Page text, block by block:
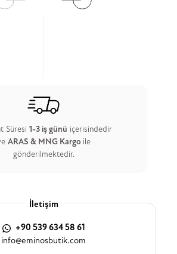
Süresi 1-3 iş günü içerisindedir
ARAS & MNG Kargo ile
gönderilmektedir.
İletişim
+90 539 634 58 61
info@eminosbutik.com